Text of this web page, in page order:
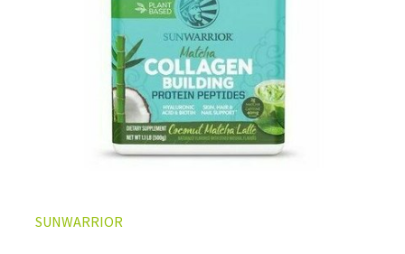
☕ LATTE MACCHIATO GLACÉ
SUNWARRIOR